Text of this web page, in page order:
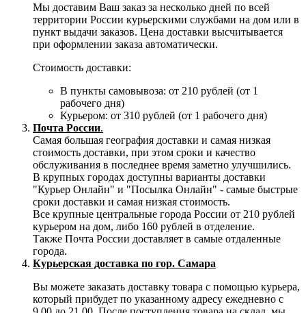
Мы доставим Ваш заказ за несколько дней по всей
территории России курьерскими службами на дом или в
пункт выдачи заказов. Цена доставки высчитывается
при оформлении заказа автоматически.
Стоимость доставки:
В пункты самовывоза: от 210 рублей (от 1
рабочего дня)
Курьером: от 310 рублей (от 1 рабочего дня)
Почта России.
Самая большая география доставки и самая низкая
стоимость доставки, при этом сроки и качество
обслуживания в последнее время заметно улучшились.
В крупных городах доступны варианты доставки
"Курьер Онлайн" и "Посылка Онлайн" - самые быстрые
сроки доставки и самая низкая стоимость.
Все крупные центральные города России от 210 рублей
курьером на дом, либо 160 рублей в отделение.
Также Почта России доставляет в самые отдаленные
города.
Курьерская доставка по гор. Самара
Вы можете заказать доставку товара с помощью курьера,
который прибудет по указанному адресу ежедневно с